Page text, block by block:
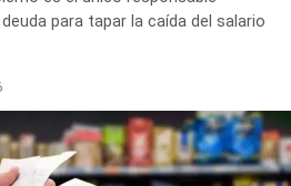
y Sindicalismo”.
Río Negro sobre el estado
Plantas de Tratamiento de
para tapar la caída del salario